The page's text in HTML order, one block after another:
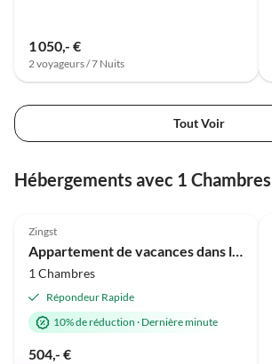
1 050,- €
2 voyageurs / 7 Nuits
Tout Voir
Hébergements avec 1 Chambres
Zingst
Appartement de vacances dans la maison Damaris
1 Chambres
Répondeur Rapide
10% de réduction · Dernière minute
504,- €